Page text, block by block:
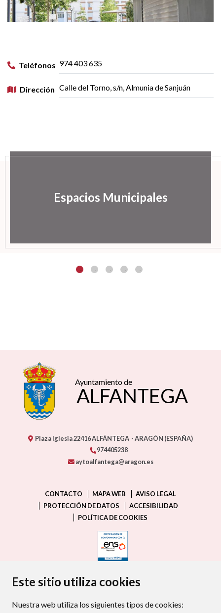
Este sitio utiliza cookies
Nuestra web utiliza los siguientes tipos de cookies:
Teléfonos 974 403 635
Dirección Calle del Torno, s/n, Almunia de Sanjuán
Espacios Municipales
Ayuntamiento de
ALFANTEGA
Plaza Iglesia22416ALFÁNTEGA - ARAGÓN (ESPAÑA)
974405238
aytoalfantega@aragon.es
CONTACTO MAPA WEB
AVISO LEGAL
PROTECCIÓN DE DATOS
ACCESIBILIDAD
POLÍTICA DE COOKIES